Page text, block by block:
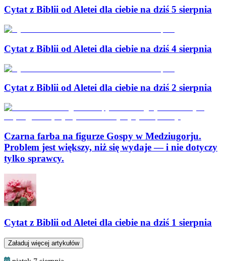
Cytat z Biblii od Aletei dla ciebie na dziś 5 sierpnia
Cytat z Biblii od Aletei dla ciebie na dziś 4 sierpnia
Cytat z Biblii od Aletei dla ciebie na dziś 2 sierpnia
Czarna farba na figurze Gospy w Medziugorju.
Problem jest większy, niż się wydaje — i nie dotyczy
tylko sprawcy.
Cytat z Biblii od Aletei dla ciebie na dziś 1 sierpnia
Załaduj więcej artykułów